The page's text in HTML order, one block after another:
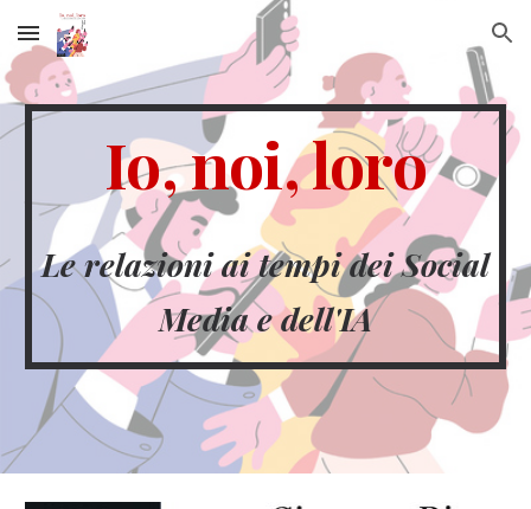
Skip to main content Skip to navigation
Io, noi, loro
Le relazioni ai tempi dei Social
Media e dell'IA